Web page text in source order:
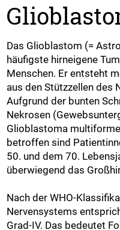
Das Glioblastom (=
häufigste hirneigene
Menschen. Er entsteht
aus den Stützzellen des
Aufgrund der bunten
Nekrosen
Glioblastoma
betroffen sind
50. und dem 70.
überwiegend das
Nach der WHO-
Nervensystems
Grad-IV. Das bedeutet